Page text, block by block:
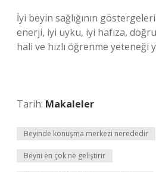
İyi beyin sağlığının
enerji, iyi uyku, iyi hafıza,
hali ve hızlı öğrenme yeteneği
Tarih: Makaleler
Beyinde konuşma merkezi nerededir
Beyni en çok ne geliştirir